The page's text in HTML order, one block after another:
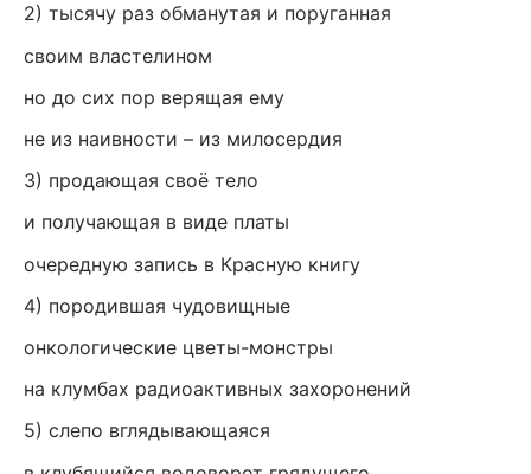
2) тысячу раз обманутая и поруганная
своим властелином
но до сих пор верящая ему
не из наивности – из милосердия
3) продающая своё тело
и получающая в виде платы
очередную запись в Красную книгу
4) породившая чудовищные
онкологические цветы-монстры
на клумбах радиоактивных захоронений
5) слепо вглядывающаяся